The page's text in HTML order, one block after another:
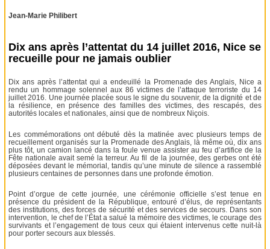
Jean-Marie Philibert
Dix ans après l’attentat du 14 juillet 2016, Nice se
recueille pour ne jamais oublier
Dix ans après l’attentat qui a endeuillé la Promenade des Anglais, Nice a
rendu un hommage solennel aux 86 victimes de l’attaque terroriste du 14
juillet 2016. Une journée placée sous le signe du souvenir, de la dignité et de
la résilience, en présence des familles des victimes, des rescapés, des
autorités locales et nationales, ainsi que de nombreux Niçois.
Les commémorations ont débuté dès la matinée avec plusieurs temps de
recueillement organisés sur la Promenade des Anglais, là même où, dix ans
plus tôt, un camion lancé dans la foule venue assister au feu d’artifice de la
Fête nationale avait semé la terreur. Au fil de la journée, des gerbes ont été
déposées devant le mémorial, tandis qu’une minute de silence a rassemblé
plusieurs centaines de personnes dans une profonde émotion.
Point d’orgue de cette journée, une cérémonie officielle s’est tenue en
présence du président de la République, entouré d’élus, de représentants
des institutions, des forces de sécurité et des services de secours. Dans son
intervention, le chef de l’État a salué la mémoire des victimes, le courage des
survivants et l’engagement de tous ceux qui étaient intervenus cette nuit-là
pour porter secours aux blessés.